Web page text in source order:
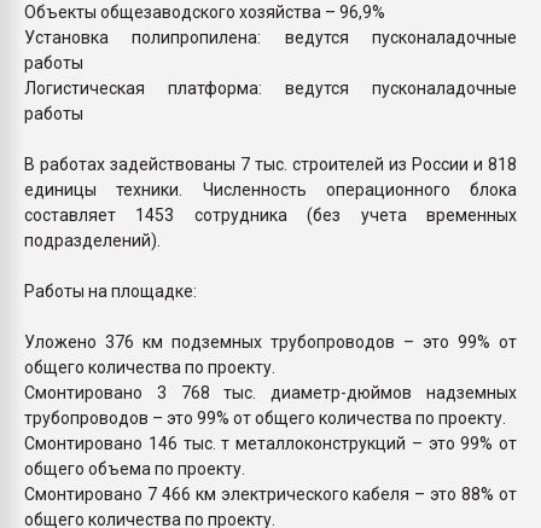
Объекты общезаводского хозяйства – 96,9%
Установка полипропилена: ведутся пусконаладочные
работы
Логистическая платформа: ведутся пусконаладочные
работы
В работах задействованы 7 тыс. строителей из России и 818
единицы техники. Численность операционного блока
составляет 1453 сотрудника (без учета временных
подразделений).
Работы на площадке:
Уложено 376 км подземных трубопроводов – это 99% от
общего количества по проекту.
Смонтировано 3 768 тыс. диаметр-дюймов надземных
трубопроводов – это 99% от общего количества по проекту.
Смонтировано 146 тыс. т металлоконструкций – это 99% от
общего объема по проекту.
Смонтировано 7 466 км электрического кабеля – это 88% от
общего количества по проекту.